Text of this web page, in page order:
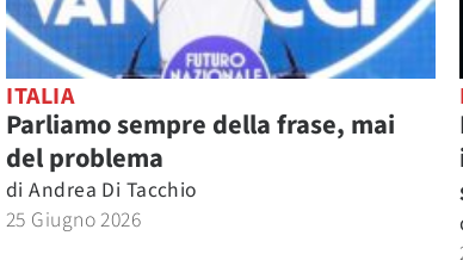
ITALIA
Parliamo sempre della frase, mai
del problema
di Andrea Di Tacchio
25 Giugno 2026